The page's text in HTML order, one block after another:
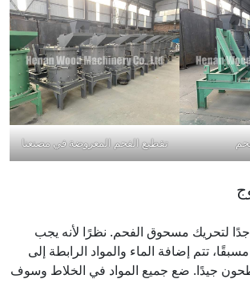
تقطيع الفحم المعروضة في مصنعنا
لتحريك مسحوق الفحم. نظرًا لأنه يجب
تتم إضافة الماء والمواد الرابطة إلى
جيدًا. ضع جميع المواد في الخلاط وسوف